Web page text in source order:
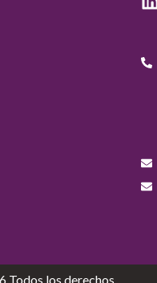
Todos los derechos